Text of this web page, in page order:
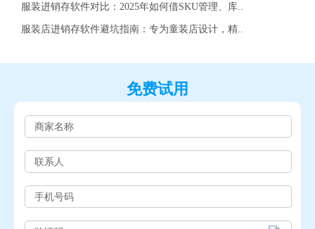
服装进销存软件对比：2025年如何借SKU管理、库..
服装店进销存软件避坑指南：专为童装店设计，精..
免费试用